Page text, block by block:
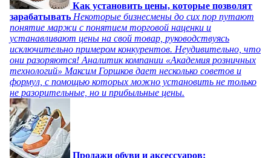
Как установить цены, которые позволят
зарабатывать Некоторые бизнесмены до сих пор путают
понятие маржи с понятием торговой наценки и
устанавливают цены на свой товар, руководствуясь
исключительно примером конкурентов. Неудивительно, что
они разоряются! Аналитик компании «Академия розничных
технологий» Максим Горшков дает несколько советов и
формул, с помощью которых можно установить не только
не разорительные, но и прибыльные цены.
Продажи обуви и аксессуаров: